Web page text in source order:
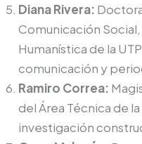
Diana Rivera:
Comunicación
Humanística de la
comunicación y
Ramiro Correa:
del Área Técnica de
investigación